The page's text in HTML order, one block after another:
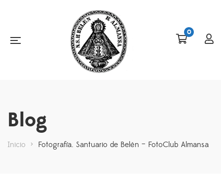
0
Blog
Inicio > Fotografía. Santuario de Belén – FotoClub Almansa